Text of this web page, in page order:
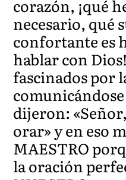
corazón, ¡qué
necesario, qué
confortante es
hablar con
fascinados por
dijeron:
orar» y en eso
MAESTRO
la oración